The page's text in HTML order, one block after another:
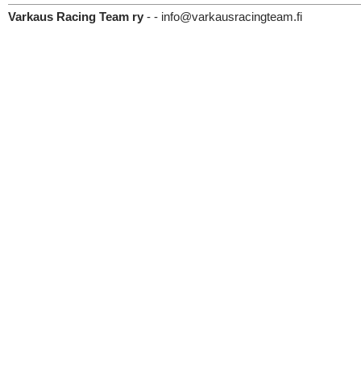
Varkaus Racing Team ry - - info@varkausracingteam.fi